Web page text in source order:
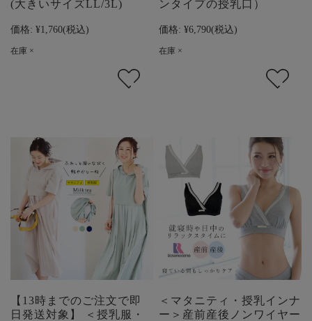
(大きいサイズLL/3L)
価格: ¥1,760(税込)
在庫 ×
ンタイプの授乳口）
価格: ¥6,790(税込)
在庫 ×
【13時までのご注文で即
日発送対象】 ＜授乳服・
＜マタニティ・授乳インナ
ー＞産前産後ノンワイヤー